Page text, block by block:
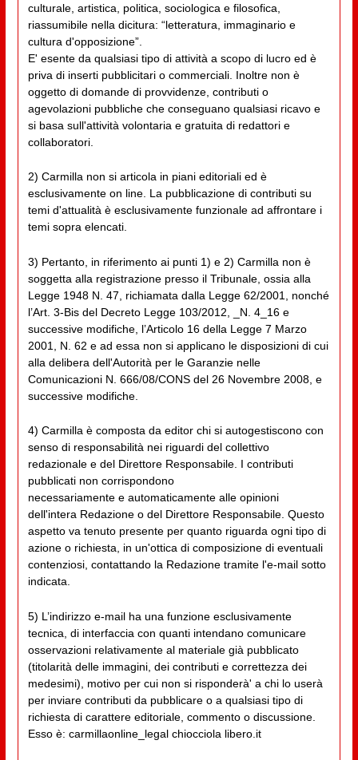
culturale, artistica, politica, sociologica e filosofica,
riassumibile nella dicitura: “letteratura, immaginario e
cultura d'opposizione”.
E' esente da qualsiasi tipo di attività a scopo di lucro ed è
priva di inserti pubblicitari o commerciali. Inoltre non è
oggetto di domande di provvidenze, contributi o
agevolazioni pubbliche che conseguano qualsiasi ricavo e
si basa sull'attività volontaria e gratuita di redattori e
collaboratori.
2) Carmilla non si articola in piani editoriali ed è
esclusivamente on line. La pubblicazione di contributi su
temi d'attualità è esclusivamente funzionale ad affrontare i
temi sopra elencati.
3) Pertanto, in riferimento ai punti 1) e 2) Carmilla non è
soggetta alla registrazione presso il Tribunale, ossia alla
Legge 1948 N. 47, richiamata dalla Legge 62/2001, nonché
l’Art. 3-Bis del Decreto Legge 103/2012, _N. 4_16 e
successive modifiche, l’Articolo 16 della Legge 7 Marzo
2001, N. 62 e ad essa non si applicano le disposizioni di cui
alla delibera dell'Autorità per le Garanzie nelle
Comunicazioni N. 666/08/CONS del 26 Novembre 2008, e
successive modifiche.
4) Carmilla è composta da editor chi si autogestiscono con
senso di responsabilità nei riguardi del collettivo
redazionale e del Direttore Responsabile. I contributi
pubblicati non corrispondono
necessariamente e automaticamente alle opinioni
dell'intera Redazione o del Direttore Responsabile. Questo
aspetto va tenuto presente per quanto riguarda ogni tipo di
azione o richiesta, in un'ottica di composizione di eventuali
contenziosi, contattando la Redazione tramite l'e-mail sotto
indicata.
5) L’indirizzo e-mail ha una funzione esclusivamente
tecnica, di interfaccia con quanti intendano comunicare
osservazioni relativamente al materiale già pubblicato
(titolarità delle immagini, dei contributi e correttezza dei
medesimi), motivo per cui non si risponderà' a chi lo userà
per inviare contributi da pubblicare o a qualsiasi tipo di
richiesta di carattere editoriale, commento o discussione.
Esso è: carmillaonline_legal chiocciola libero.it